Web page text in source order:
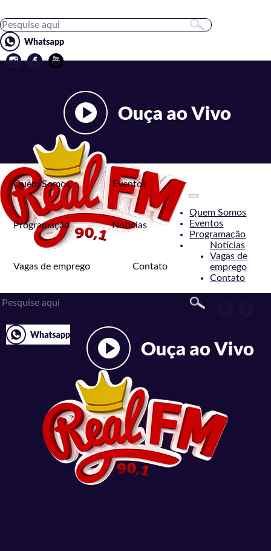
Quem Somos Eventos
Programação Notícias
Vagas de emprego Contato
Toggle
navigation
Quem Somos
Eventos
Programação
Notícias
Vagas de
emprego
Contato